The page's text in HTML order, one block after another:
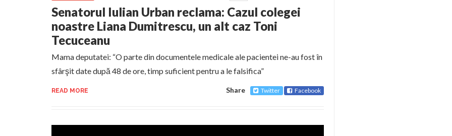
Senatorul Iulian Urban reclama: Cazul colegei
noastre Liana Dumitrescu, un alt caz Toni
Tecuceanu
Mama deputatei: “O parte din documentele medicale ale pacientei ne-au fost în
sfârşit date după 48 de ore, timp suficient pentru a le falsifica”
READ MORE Share Twitter Facebook